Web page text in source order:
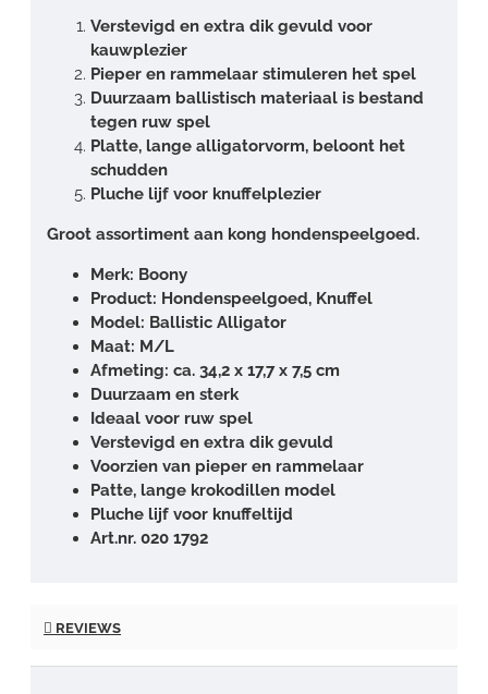
Verstevigd en extra dik gevuld voor
kauwplezier
Pieper en rammelaar stimuleren het spel
Duurzaam ballistisch materiaal is bestand
tegen ruw spel
Platte, lange alligatorvorm, beloont het
schudden
Pluche lijf voor knuffelplezier
Groot assortiment aan kong hondenspeelgoed.
Merk: Boony
Product: Hondenspeelgoed, Knuffel
Model: Ballistic Alligator
Maat: M/L
Afmeting: ca. 34,2 x 17,7 x 7,5 cm
Duurzaam en sterk
Ideaal voor ruw spel
Verstevigd en extra dik gevuld
Voorzien van pieper en rammelaar
Patte, lange krokodillen model
Pluche lijf voor knuffeltijd
Art.nr. 020 1792
REVIEWS